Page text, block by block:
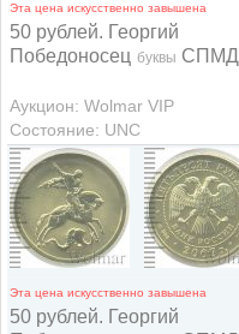
Эта цена искусственно завышена
50 рублей. Георгий
Победоносец буквы СПМД
Аукцион: Wolmar VIP
Состояние: UNC
Эта цена искусственно завышена
50 рублей. Георгий